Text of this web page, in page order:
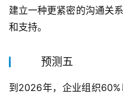
建立一种更紧密的沟通关
和支持。
预测五
到2026年，企业组织60%